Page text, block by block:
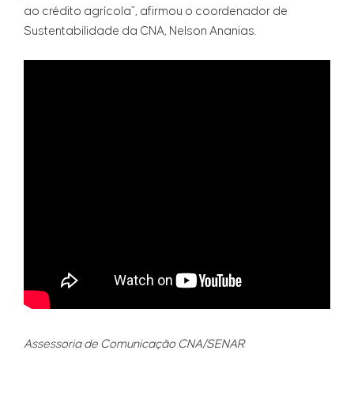
ao crédito agrícola”, afirmou o coordenador de
Sustentabilidade da CNA, Nelson Ananias.
Assessoria de Comunicação CNA/SENAR